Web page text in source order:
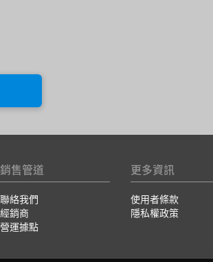
銷售管道
聯絡我們
經銷商
營運據點
更多資訊
使用者條款
隱私權政策